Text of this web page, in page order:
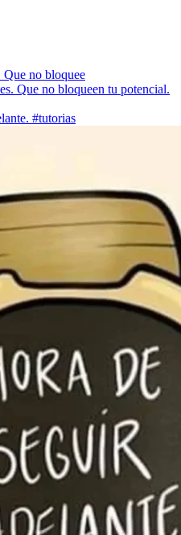
Que no bloquee
#tutorias